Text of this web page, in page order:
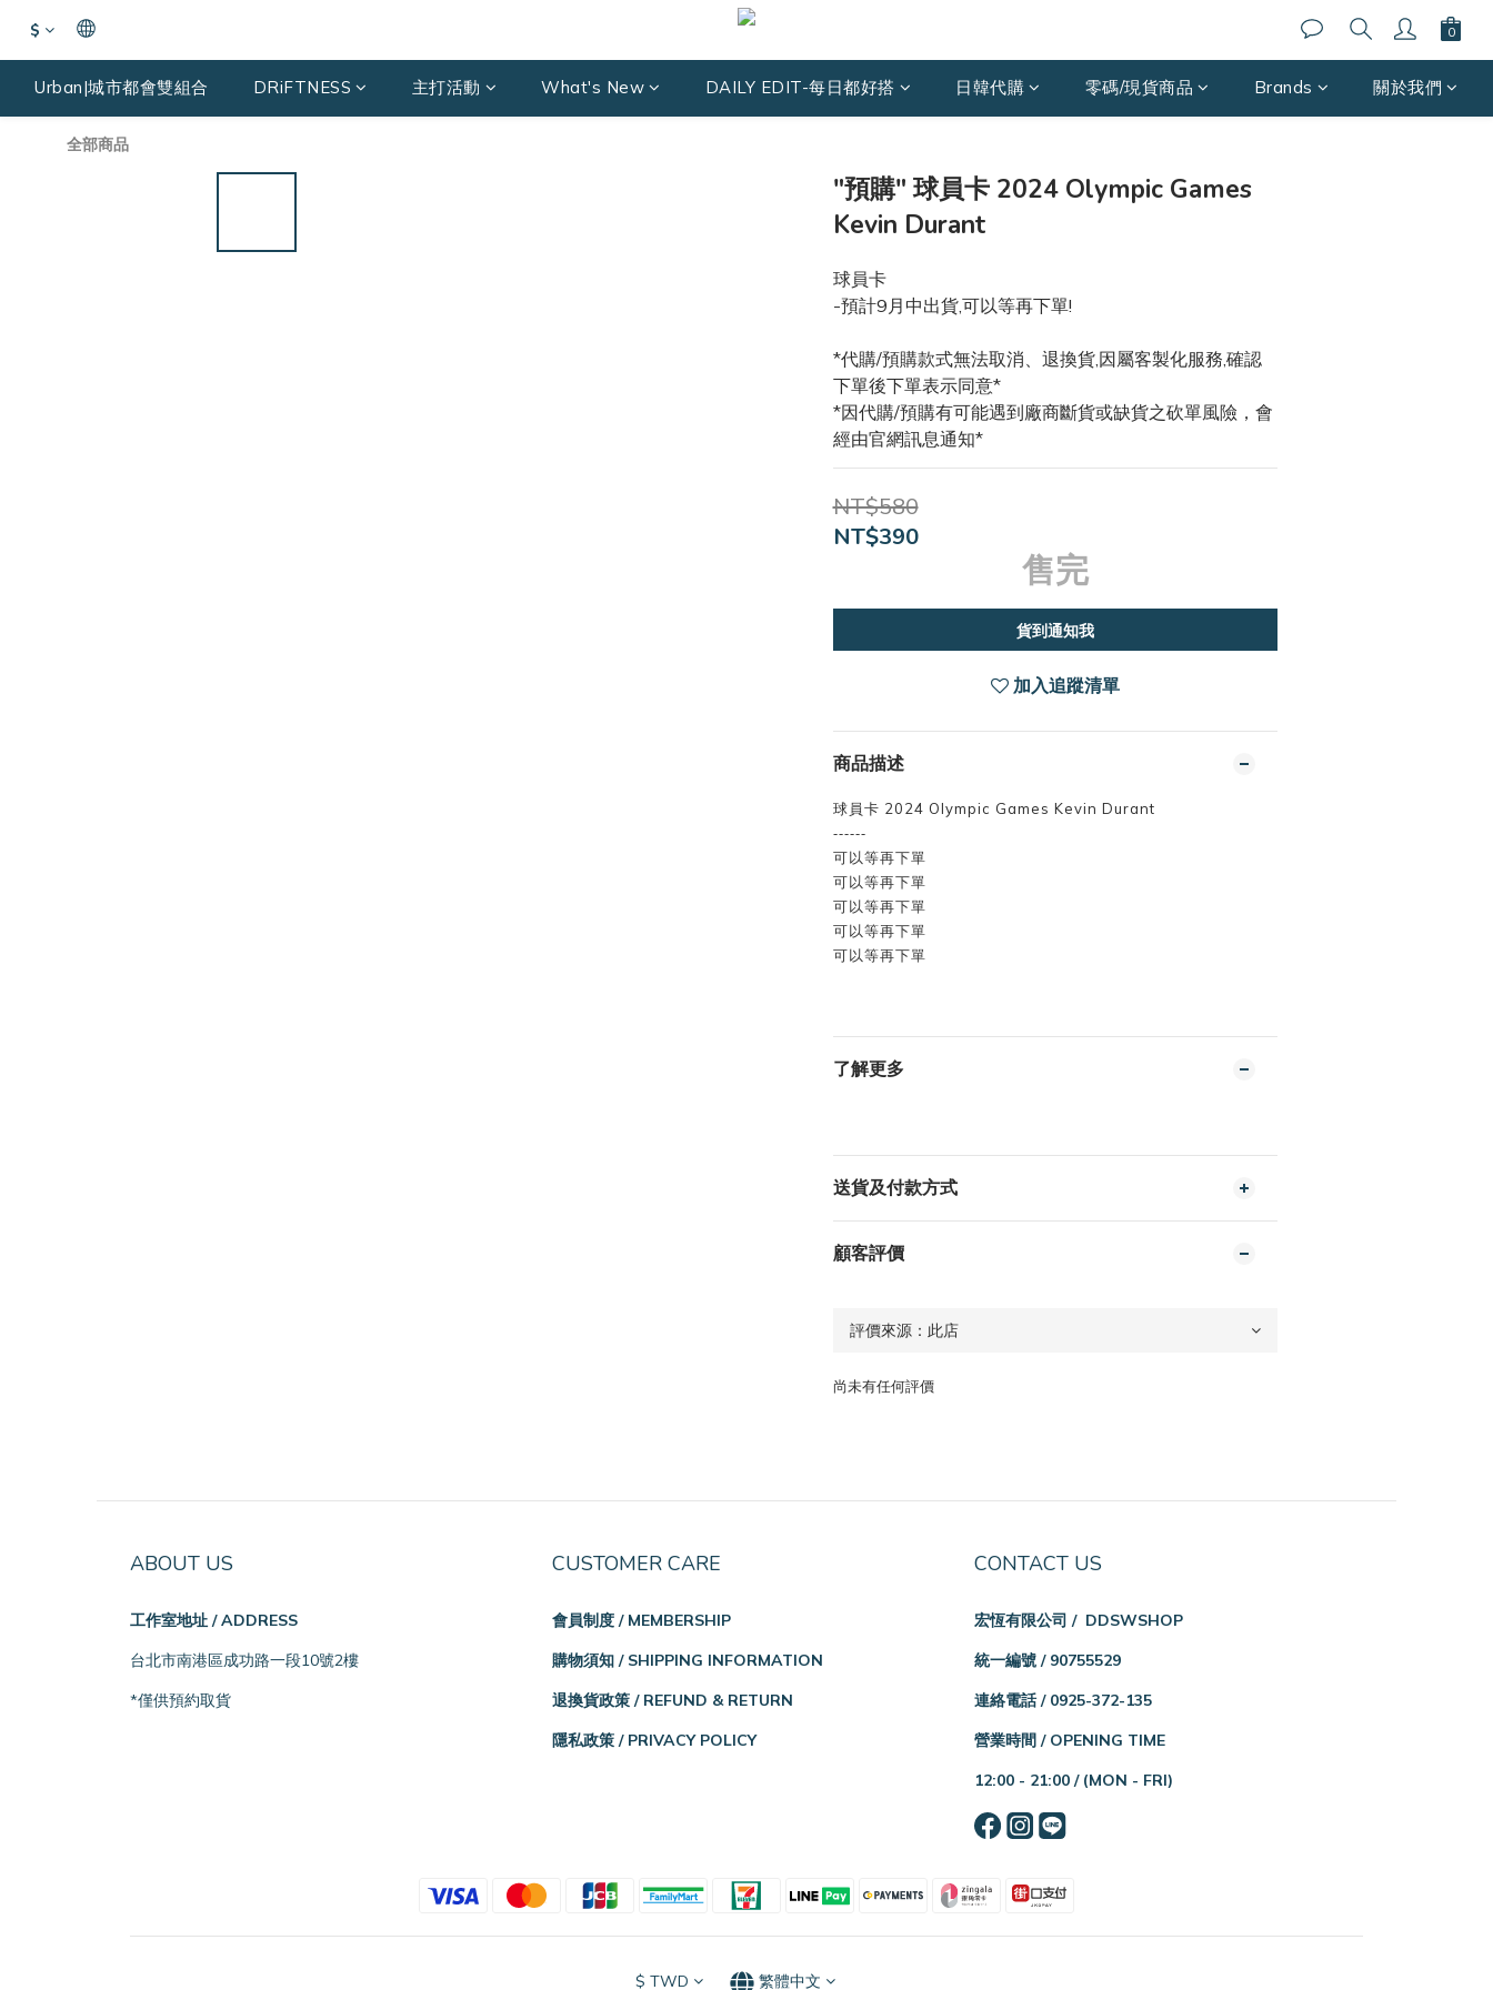
$
Urban|城市都會雙組合 DRiFTNESS 主打活動 What's New DAILY EDIT-每日都好搭 日韓代購 零碼/現貨商品 Brands 關於我們
全部商品
"預購" 球員卡 2024 Olympic Games
Kevin Durant
球員卡
-預計9月中出貨,可以等再下單!
*代購/預購款式無法取消、退換貨,因屬客製化服務,確認
下單後下單表示同意*
*因代購/預購有可能遇到廠商斷貨或缺貨之砍單風險，會
經由官網訊息通知*
NT$580
NT$390
售完
貨到通知我
加入追蹤清單
商品描述
球員卡 2024 Olympic Games Kevin Durant
------
可以等再下單
可以等再下單
可以等再下單
可以等再下單
可以等再下單
了解更多
送貨及付款方式
顧客評價
尚未有任何評價
ABOUT US
工作室地址 / ADDRESS
台北市南港區成功路一段10號2樓
*僅供預約取貨
CUSTOMER CARE
會員制度 / MEMBERSHIP
購物須知 / SHIPPING INFORMATION
退換貨政策 / REFUND & RETURN
隱私政策 / PRIVACY POLICY
CONTACT US
宏恆有限公司 / DDSWSHOP
統一編號 / 90755529
連絡電話 / 0925-372-135
營業時間 / OPENING TIME
12:00 - 21:00 / (MON - FRI)
$ TWD 繁體中文